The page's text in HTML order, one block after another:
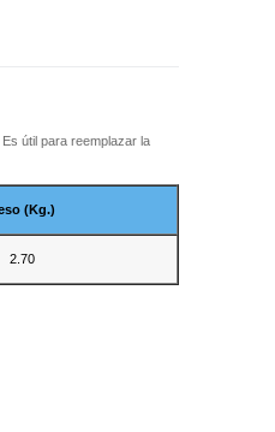
útil para reemplazar la
(Kg.)
2.70